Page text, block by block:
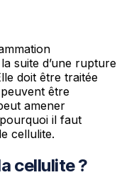
suite d’une rupture
doit être traitée
être
amener
il faut
cellulite.
cellulite ?